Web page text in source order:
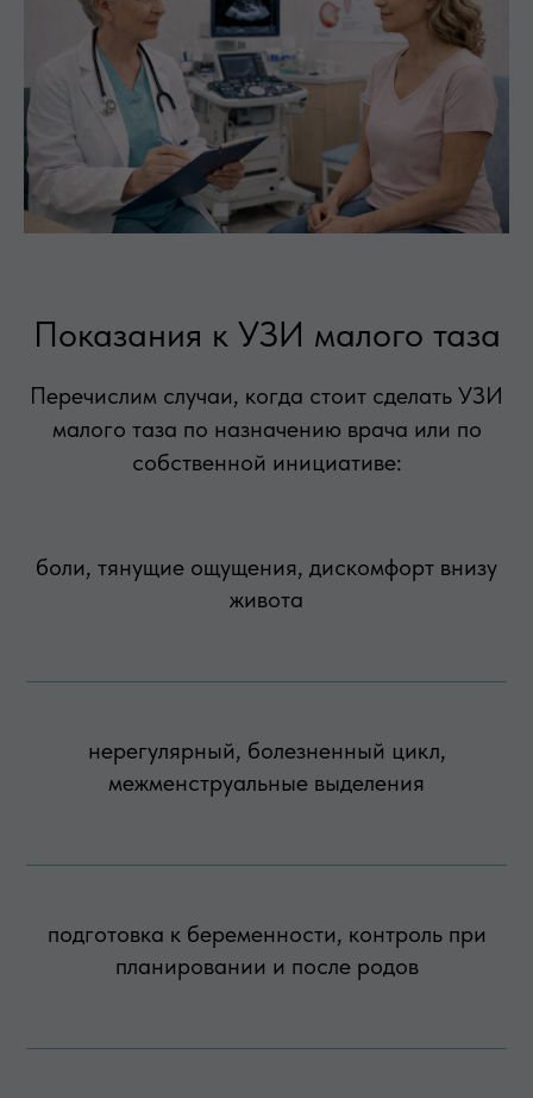
Показания к УЗИ малого таза
Перечислим случаи, когда стоит сделать УЗИ
малого таза по назначению врача или по
собственной инициативе:
боли, тянущие ощущения, дискомфорт внизу
живота
нерегулярный, болезненный цикл,
межменструальные выделения
подготовка к беременности, контроль при
планировании и после родов